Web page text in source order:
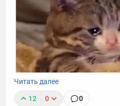
Читать далее
12 0 0